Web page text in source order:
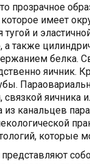
прозрачное
имеет
и
а также
белка.
яичник.
яичника
канальцев
которые